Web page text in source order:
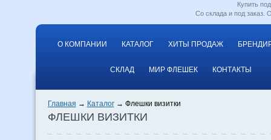
Купить
Со склада и под заказ.
О КОМПАНИИ КАТАЛОГ ХИТЫ ПРОДАЖ
СКЛАД МИР ФЛЕШЕК КОНТАКТЫ
Главная Каталог Флешки визитки
ФЛЕШКИ ВИЗИТКИ